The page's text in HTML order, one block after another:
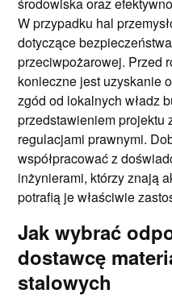
W przypadku hal
dotyczące
przeciwpożarowej. Przed
konieczne jest uzyskanie
zgód od lokalnych władz
przedstawieniem projektu
regulacjami prawnymi.
współpracować z
inżynierami, którzy znają
potrafią je właściwie
Jak wybrać
dostawcę
stalowych